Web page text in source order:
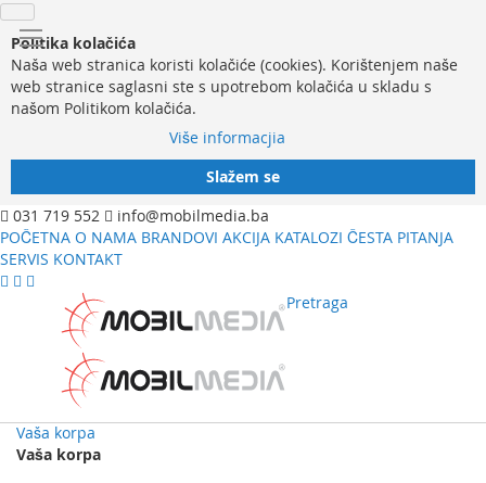
Politika kolačića
Naša web stranica koristi kolačiće (cookies). Korištenjem naše
web stranice saglasni ste s upotrebom kolačića u skladu s
našom Politikom kolačića.
Više informacjia
Slažem se
031 719 552
info@mobilmedia.ba
POČETNA O NAMA BRANDOVI AKCIJA KATALOZI ČESTA PITANJA
SERVIS KONTAKT
Pretraga
Vaša korpa
Vaša korpa